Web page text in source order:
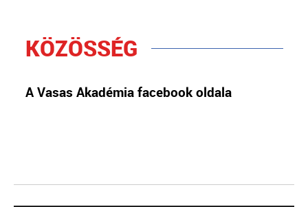
KÖZÖSSÉG
A Vasas Akadémia facebook oldala